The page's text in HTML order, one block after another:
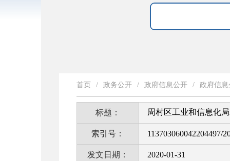
首页 / 政务公开 / 政府信息公开 / 政府信
标题： 周村区工业和信息化
索引号： 113703060042204497/
发文日期： 2020-01-31